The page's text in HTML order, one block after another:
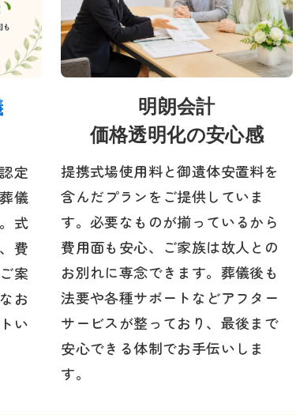
定
儀
式
費
案
お
い
明朗会計
価格透明化の安心感
提携式場使用料と御遺体安置料を
含んだプランをご提供していま
す。必要なものが揃っているから
費用面も安心、ご家族は故人との
お別れに専念できます。葬儀後も
法要や各種サポートなどアフター
サービスが整っており、最後まで
安心できる体制でお手伝いしま
す。